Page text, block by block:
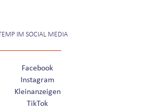
IM SOCIAL MEDIA
Facebook
Instagram
Kleinanzeigen
TikTok